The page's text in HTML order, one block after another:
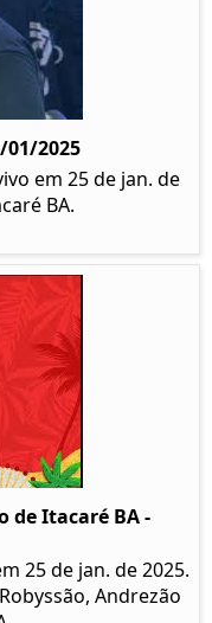
01/2025
em 25 de jan. de
BA.
de Itacaré BA -
25 de jan. de 2025.
Andrezão